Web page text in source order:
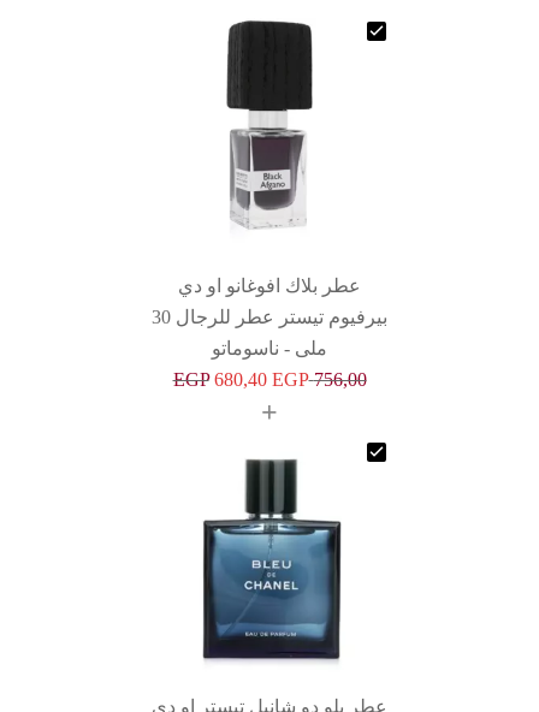
عطر بلاك افوغانو او دي
بيرفيوم تيستر عطر للرجال 30
ملى - ناسوماتو
756,00
EGP 680,40EGP
عطر بلو دو شانيل تيستر او دي